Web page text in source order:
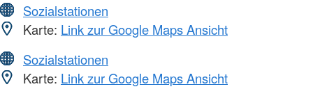
Sozialstationen
Karte: Link zur Google Maps Ansicht
Sozialstationen
Karte: Link zur Google Maps Ansicht